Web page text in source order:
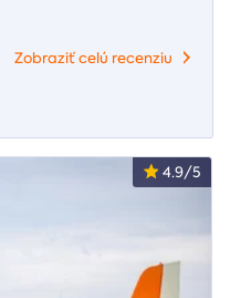
Zobraziť celú recenziu
4.9/5